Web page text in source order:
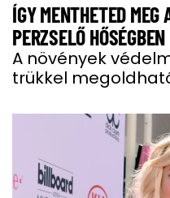
ÍGY MENTHETED
PERZSELŐ HŐSÉGBEN
A növények
trükkel